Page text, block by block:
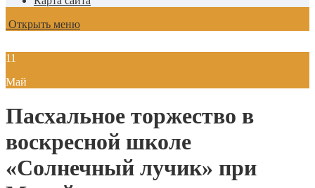
Открыть меню
11
Май
Пасхальное торжество в
воскресной школе
«Солнечный лучик» при